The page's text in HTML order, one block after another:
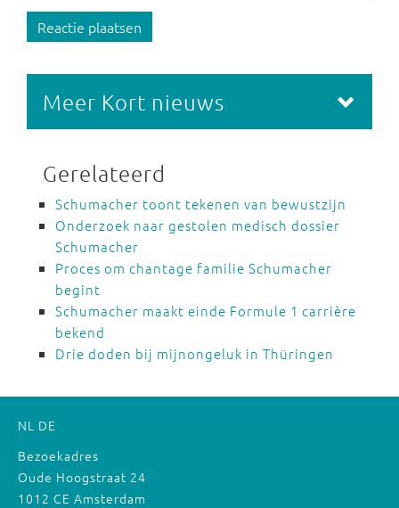
Reactie plaatsen
Meer Kort nieuws
Gerelateerd
Schumacher toont tekenen van bewustzijn
Onderzoek naar gestolen medisch dossier
Schumacher
Proces om chantage familie Schumacher
begint
Schumacher maakt einde Formule 1 carrière
bekend
Drie doden bij mijnongeluk in Thüringen
NL DE
Bezoekadres
Oude Hoogstraat 24
1012 CE Amsterdam